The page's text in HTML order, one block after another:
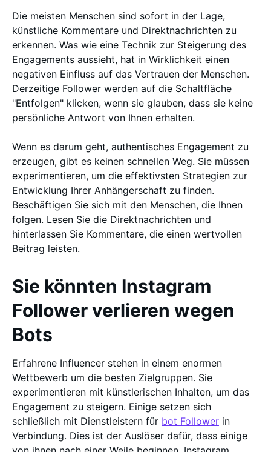
Die meisten Menschen sind sofort in der Lage,
künstliche Kommentare und Direktnachrichten zu
erkennen. Was wie eine Technik zur Steigerung des
Engagements aussieht, hat in Wirklichkeit einen
negativen Einfluss auf das Vertrauen der Menschen.
Derzeitige Follower werden auf die Schaltfläche
"Entfolgen" klicken, wenn sie glauben, dass sie keine
persönliche Antwort von Ihnen erhalten.
Wenn es darum geht, authentisches Engagement zu
erzeugen, gibt es keinen schnellen Weg. Sie müssen
experimentieren, um die effektivsten Strategien zur
Entwicklung Ihrer Anhängerschaft zu finden.
Beschäftigen Sie sich mit den Menschen, die Ihnen
folgen. Lesen Sie die Direktnachrichten und
hinterlassen Sie Kommentare, die einen wertvollen
Beitrag leisten.
Sie könnten Instagram
Follower verlieren wegen
Bots
Erfahrene Influencer stehen in einem enormen
Wettbewerb um die besten Zielgruppen. Sie
experimentieren mit künstlerischen Inhalten, um das
Engagement zu steigern. Einige setzen sich
schließlich mit Dienstleistern für bot Follower in
Verbindung. Dies ist der Auslöser dafür, dass einige